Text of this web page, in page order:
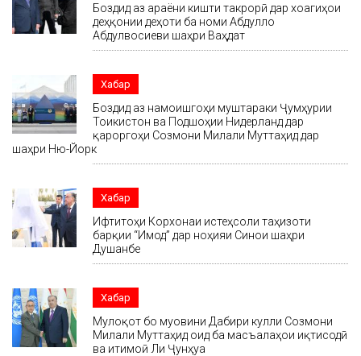
Боздид аз ҷараёни кишти такрорӣ дар хоҷагиҳои
деҳқонии деҳоти ба номи Абдулло
Абдулвосиеви шаҳри Ваҳдат
Хабар
Боздид аз намоишгоҳи муштараки Ҷумҳурии
Тоҷикистон ва Подшоҳии Нидерланд дар
қароргоҳи Созмони Милали Муттаҳид дар
шаҳри Ню-Йорк
Хабар
Ифтитоҳи Корхонаи истеҳсоли таҷҳизоти
барқии “Имод” дар ноҳияи Синои шаҳри
Душанбе
Хабар
Мулоқот бо муовини Дабири кулли Созмони
Милали Муттаҳид оид ба масъалаҳои иқтисодӣ
ва иҷтимоӣ Ли Ҷунҳуа